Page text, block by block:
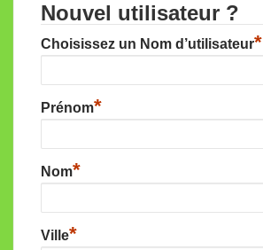
Nouvel utilisateur ?
Choisissez un Nom d’utilisateur*
Prénom*
Nom*
Ville*